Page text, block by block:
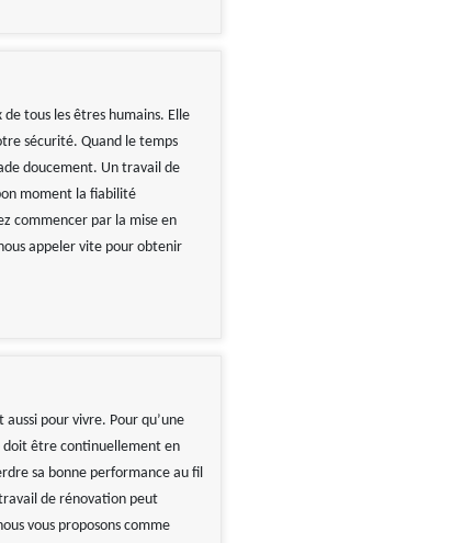
tous les êtres humains. Elle
sécurité. Quand le temps
doucement. Un travail de
moment la fiabilité
commencer par la mise en
appeler vite pour obtenir
pour vivre. Pour qu’une
doit être continuellement en
sa bonne performance au fil
de rénovation peut
vous proposons comme